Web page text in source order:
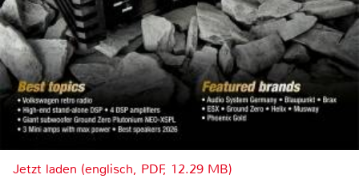
Jetzt laden (englisch, PDF, 12.29 MB)